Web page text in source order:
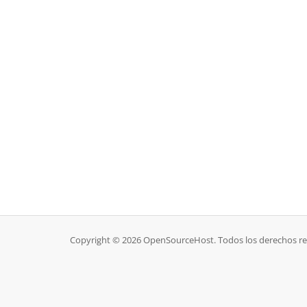
Copyright © 2026 OpenSourceHost. Todos los derechos